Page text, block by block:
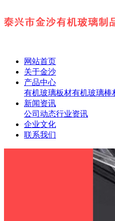
网站首页
关于金沙
产品中心
有机玻璃板材有机玻璃棒
新闻资讯
公司动态行业资讯
企业文化
联系我们